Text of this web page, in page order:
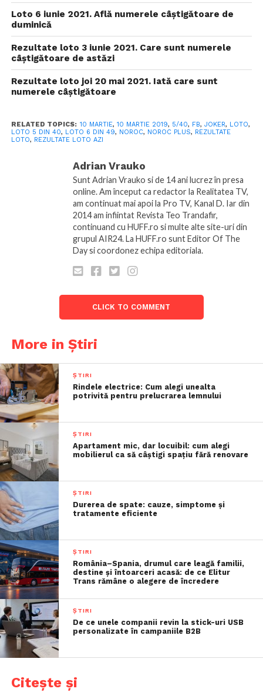
Loto 6 iunie 2021. Află numerele câștigătoare de
duminică
Rezultate loto 3 iunie 2021. Care sunt numerele
câștigătoare de astăzi
Rezultate loto joi 20 mai 2021. Iată care sunt
numerele câștigătoare
RELATED TOPICS: 10 MARTIE, 10 MARTIE 2019, 5/40, FB, JOKER, LOTO,
LOTO 5 DIN 40, LOTO 6 DIN 49, NOROC, NOROC PLUS, REZULTATE
LOTO, REZULTATE LOTO AZI
Adrian Vrauko
Sunt Adrian Vrauko si de 14 ani lucrez în presa
online. Am început ca redactor la Realitatea TV,
am continuat mai apoi la Pro TV, Kanal D. Iar din
2014 am infiintat Revista Teo Trandafir,
continuand cu HUFF.ro si multe alte site-uri din
grupul AIR24. La HUFF.ro sunt Editor Of The
Day si coordonez echipa editoriala.
CLICK TO COMMENT
More in Știri
ȘTIRI
Rindele electrice: Cum alegi unealta
potrivită pentru prelucrarea lemnului
ȘTIRI
Apartament mic, dar locuibil: cum alegi
mobilierul ca să câștigi spațiu fără renovare
ȘTIRI
Durerea de spate: cauze, simptome și
tratamente eficiente
ȘTIRI
România–Spania, drumul care leagă familii,
destine și întoarceri acasă: de ce Elitur
Trans rămâne o alegere de încredere
ȘTIRI
De ce unele companii revin la stick-uri USB
personalizate în campaniile B2B
Citește și